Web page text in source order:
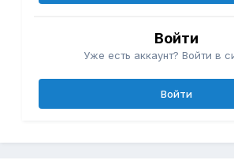
Войти
Уже есть аккаунт? Войти в
Войти